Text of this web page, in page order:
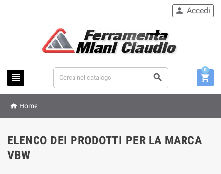
 
 Accedi

0
 Home
ELENCO DEI PRODOTTI PER LA MARCA
VBW